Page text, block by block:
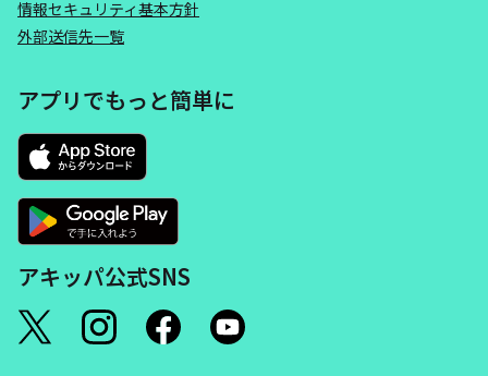
情報セキュリティ基本方針
外部送信先一覧
アプリでもっと簡単に
アキッパ公式SNS